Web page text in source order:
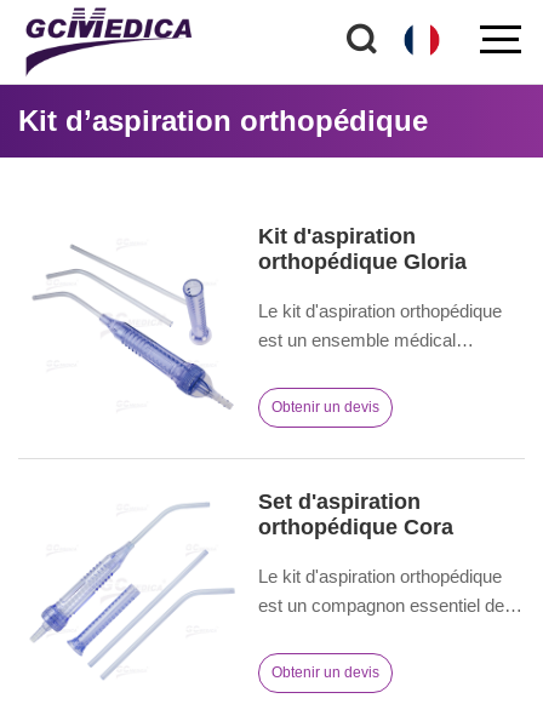
Kit d’aspiration orthopédique
Kit d'aspiration
orthopédique Gloria
Le kit d'aspiration orthopédique
est un ensemble médical
chirurgies orthopédiques. Il
permet d'éliminer efficacement
les fluides et les débris, de
claire et de contribuer au succès
des opérations orthopédiques.
Obtenir un devis
Set d'aspiration
orthopédique Cora
Le kit d'aspiration orthopédique
est un compagnon essentiel des
Composé de plusieurs éléments
adaptés aux scénarios
Obtenir un devis